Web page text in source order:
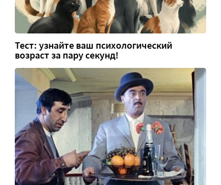
Тест: узнайте ваш психологический
возраст за пару секунд!